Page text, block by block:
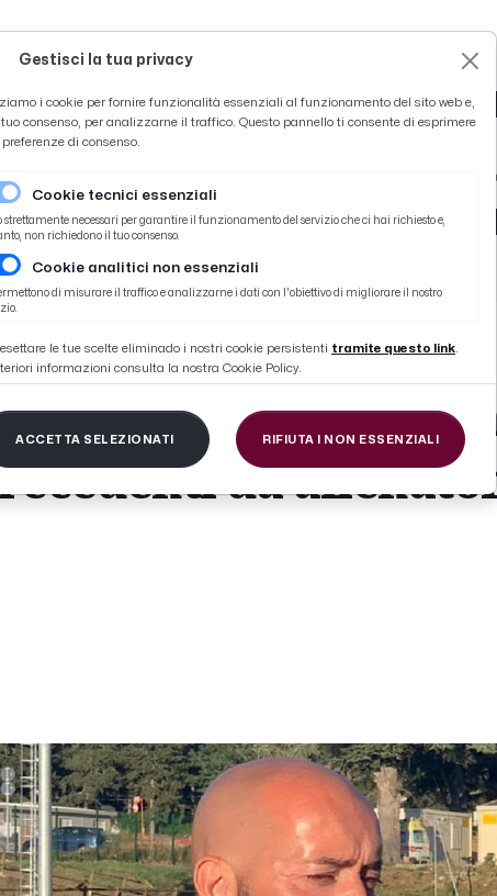
Coppa
precedenti da allenatore contro il Picchio
l'ex Bucchi non
da
Gestisci la tua privacy
i cookie per fornire funzionalità essenziali al funzionamento del sito web e,
consenso, per analizzarne il traffico. Questo pannello ti consente di esprimere
preferenze di consenso.
Cookie tecnici essenziali
strettamente necessari per garantire il funzionamento del servizio che ci hai richiesto e,
non richiedono il tuo consenso.
Cookie analitici non essenziali
di misurare il traffico e analizzarne i dati con l'obiettivo di migliorare il nostro
le tue scelte eliminado i nostri cookie persistenti tramite questo link.
informazioni consulta la nostra Cookie Policy.
ACCETTA SELEZIONATI RIFIUTA I NON ESSENZIALI